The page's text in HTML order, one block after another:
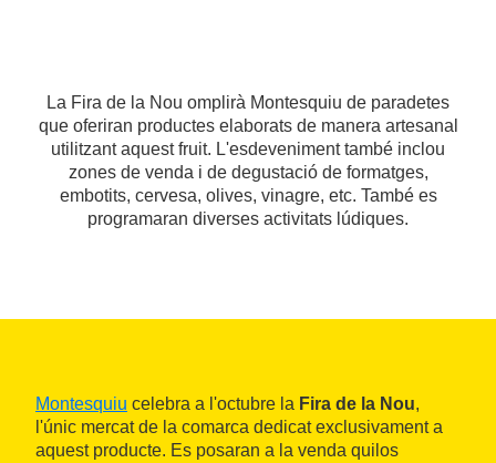
La Fira de la Nou omplirà Montesquiu de paradetes
que oferiran productes elaborats de manera artesanal
utilitzant aquest fruit. L'esdeveniment també inclou
zones de venda i de degustació de formatges,
embotits, cervesa, olives, vinagre, etc. També es
programaran diverses activitats lúdiques.
Montesquiu celebra a l'octubre la Fira de la Nou,
l'únic mercat de la comarca dedicat exclusivament a
aquest producte. Es posaran a la venda quilos